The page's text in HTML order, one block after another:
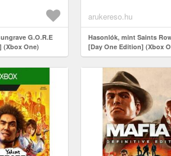
G.O.R.E
(Xbox One)
arukereso.hu
Hasonlók, mint Saints
[Day One Edition] (Xbox